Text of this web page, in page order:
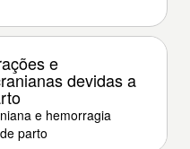
e
devidas a
e hemorragia
parto